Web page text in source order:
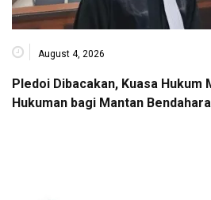
August 4, 2026
Pledoi Dibacakan, Kuasa Hukum
Hukuman bagi Mantan